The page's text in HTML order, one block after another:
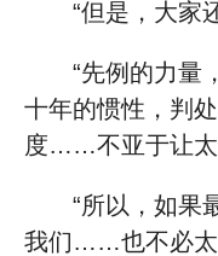
“但是，大家
“先例的力量
十年的惯性，判
度……不亚于让太
“所以，如果
我们……也不必太